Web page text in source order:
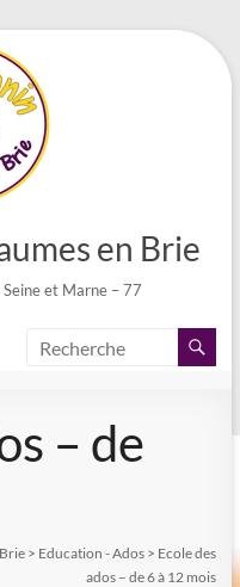
en Brie
et Marne – 77
– de
> Education - Ados > Ecole des
ados – de 6 à 12 mois